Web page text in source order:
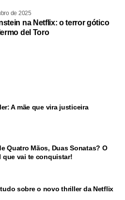
de 2025
na Netflix: o terror gótico
del Toro
A mãe que vira justiceira
Quatro Mãos, Duas Sonatas? O
que vai te conquistar!
sobre o novo thriller da Netflix